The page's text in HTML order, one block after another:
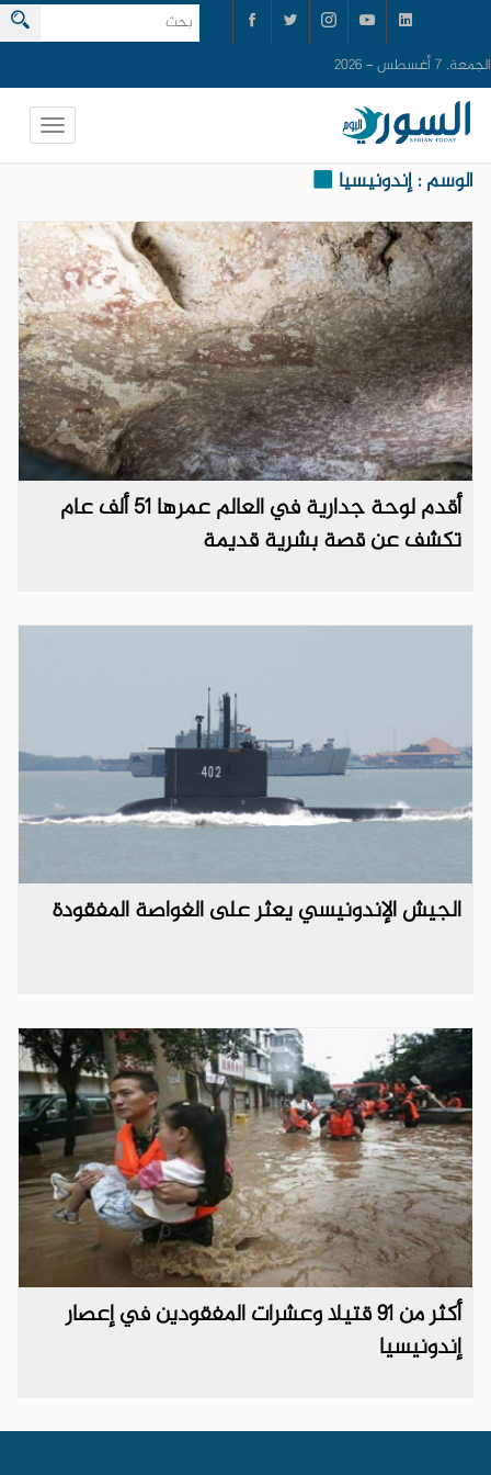
الجمعة, 7 أغسطس - 2026
الوسم : إندونيسيا
أقدم لوحة جدارية في العالم عمرها 51 ألف عام
تكشف عن قصة بشرية قديمة
الجيش الإندونيسي يعثر على الغواصة المفقودة
أكثر من 91 قتيلا وعشرات المفقودين في إعصار
إندونيسيا